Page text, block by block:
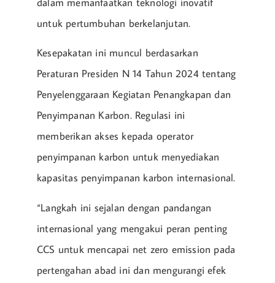
untuk pertumbuhan berkelanjutan.
Kesepakatan ini muncul berdasarkan
Peraturan Presiden N 14 Tahun 2024 tentang
Penyelenggaraan Kegiatan Penangkapan dan
Penyimpanan Karbon. Regulasi ini
memberikan akses kepada operator
penyimpanan karbon untuk menyediakan
kapasitas penyimpanan karbon internasional.
“Langkah ini sejalan dengan pandangan
internasional yang mengakui peran penting
CCS untuk mencapai net zero emission pada
pertengahan abad ini dan mengurangi efek